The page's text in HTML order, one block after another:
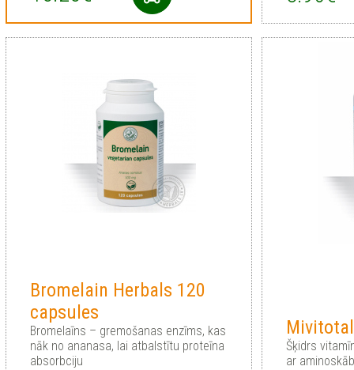
Bromelain Herbals 120
capsules
Bromelaīns – gremošanas enzīms, kas
nāk no ananasa, lai atbalstītu proteīna
absorbciju
Šķidrs
ar